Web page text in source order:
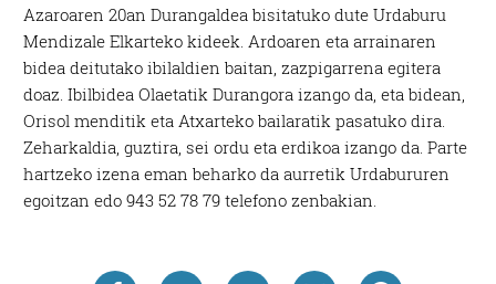
Azaroaren 20an Durangaldea bisitatuko dute Urdaburu
Mendizale Elkarteko kideek. Ardoaren eta arrainaren
bidea deitutako ibilaldien baitan, zazpigarrena egitera
doaz. Ibilbidea Olaetatik Durangora izango da, eta bidean,
Orisol menditik eta Atxarteko bailaratik pasatuko dira.
Zeharkaldia, guztira, sei ordu eta erdikoa izango da. Parte
hartzeko izena eman beharko da aurretik Urdabururen
egoitzan edo 943 52 78 79 telefono zenbakian.